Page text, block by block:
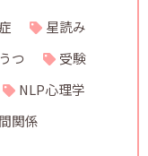
星読み
つ
受験
NLP心理学
関係